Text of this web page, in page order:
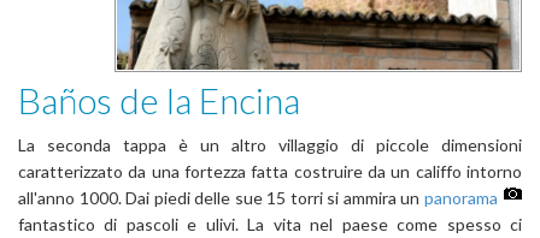
Baños de la Encina
La seconda tappa è un altro villaggio di piccole dimensioni
caratterizzato da una fortezza fatta costruire da un califfo intorno
all'anno 1000. Dai piedi delle sue 15 torri si ammira un panorama
fantastico di pascoli e ulivi. La vita nel paese come spesso ci